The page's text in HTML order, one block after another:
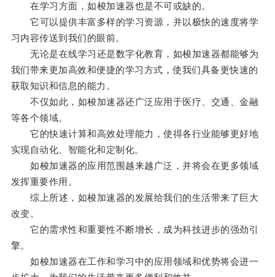
在学习方面，如梭加速器也是不可或缺的。
它可以提供丰富多样的学习资源，并以极快的速度将学
习内容传送到我们的眼前。
无论是在线学习还是数字化教育，如梭加速器都能够为
我们带来更加高效和便捷的学习方式，使我们具备更快速的
获取知识和信息的能力。
不仅如此，如梭加速器还广泛应用于医疗、交通、金融
等各个领域。
它的快速计算和高效处理能力，使得各行业能够更好地
实现自动化、智能化和定制化。
如梭加速器的应用范围越来越广泛，并将会在更多领域
发挥重要作用。
综上所述，如梭加速器的发展给我们的生活带来了巨大
改变。
它的需求性和重要性不断增长，成为科技进步的强劲引
擎。
如梭加速器在工作和学习中的应用领域和优势将会进一